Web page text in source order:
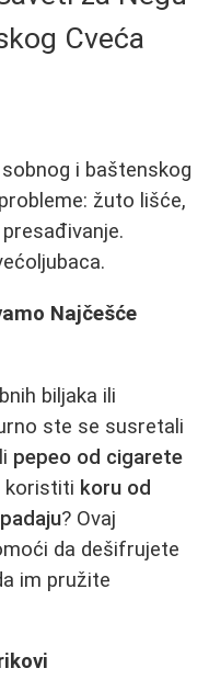
Cveća
i baštenskog
žuto lišće,
Najčešće
biljaka ili
ste se susretali
pepeo od cigarete
koristiti koru od
? Ovaj
da dešifrujete
im pružite